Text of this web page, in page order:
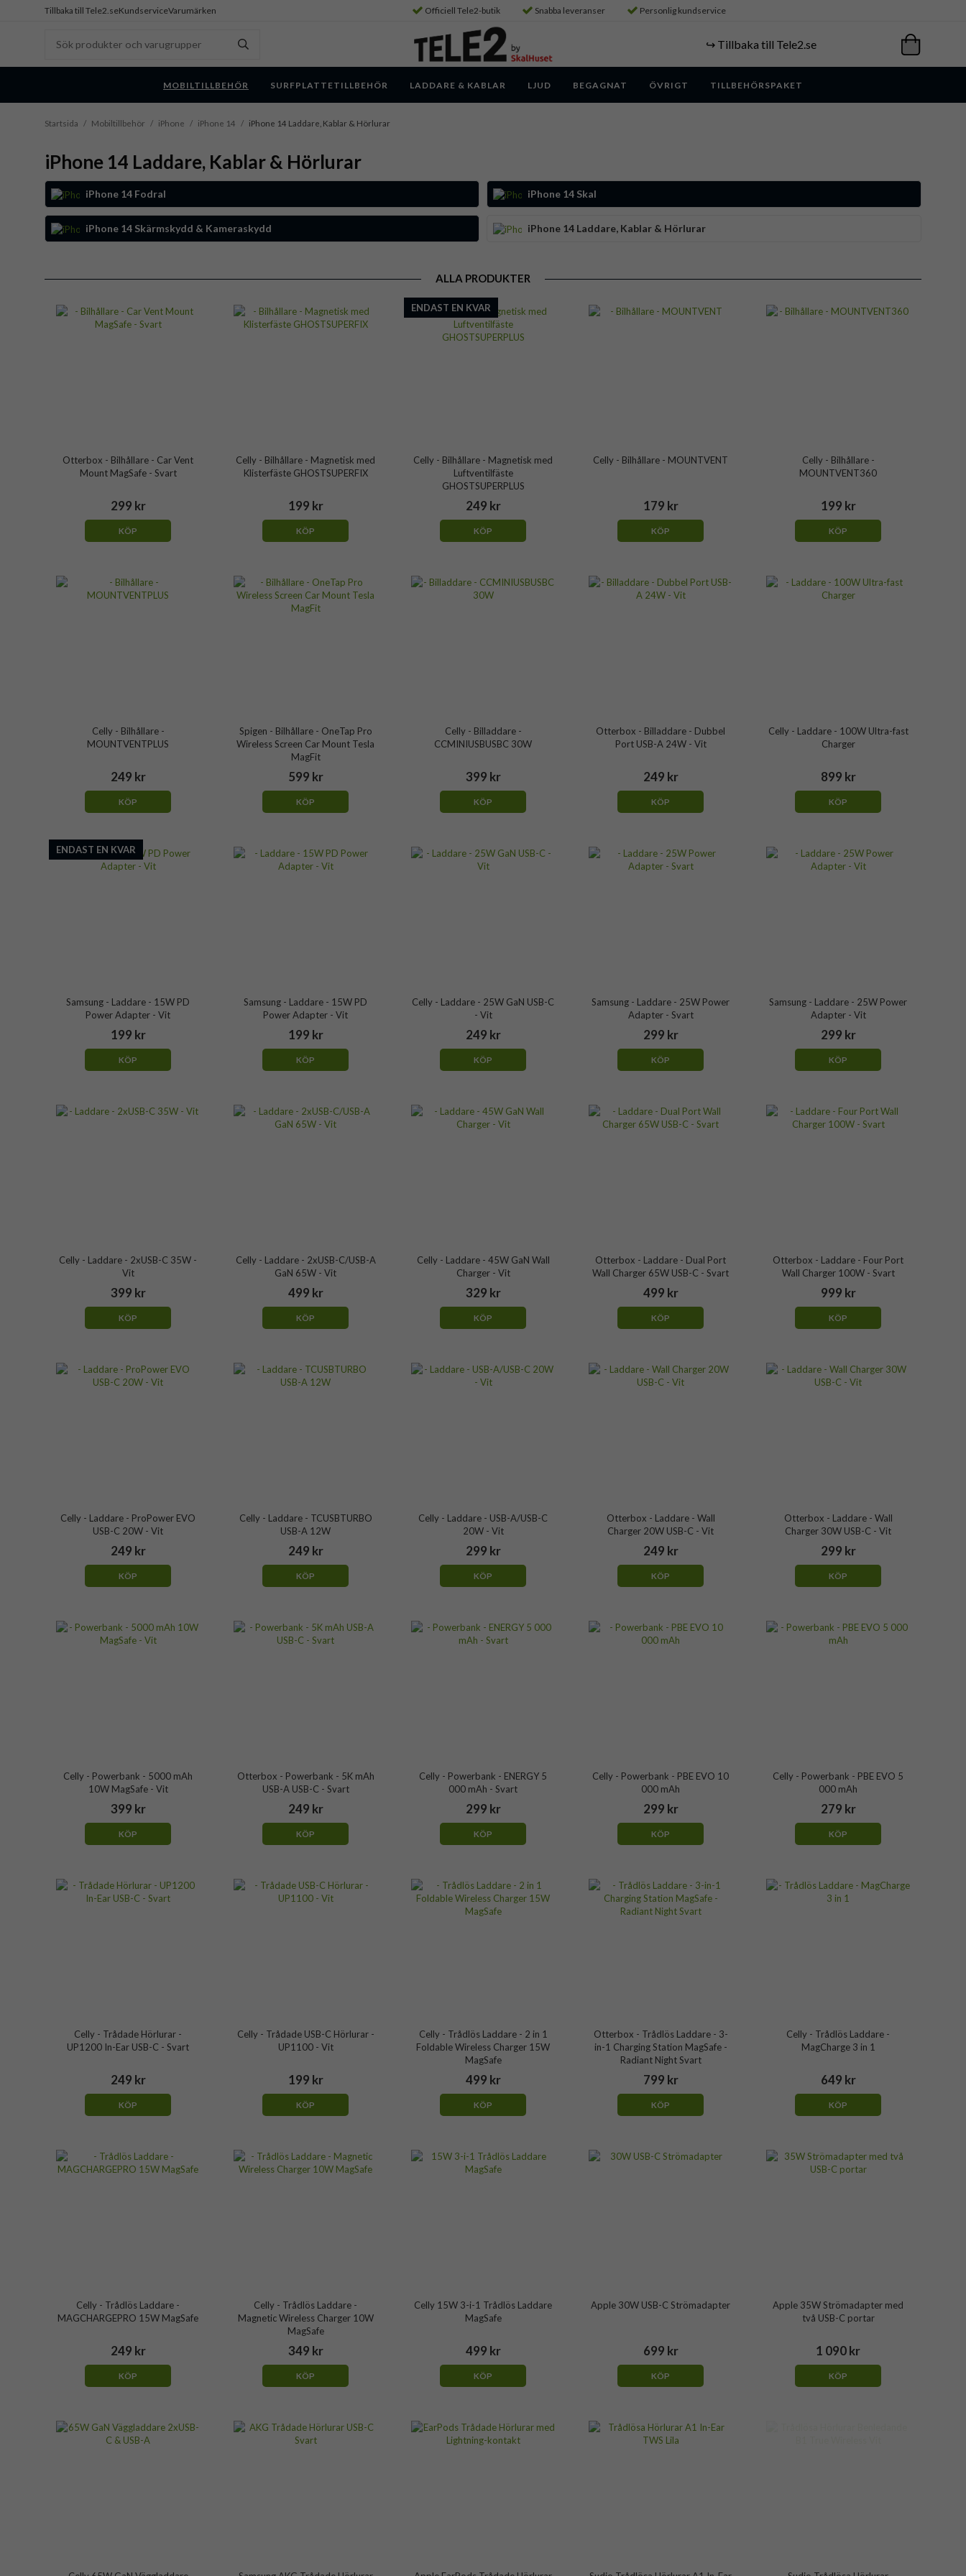
Tillbaka till Tele2.seKundserviceVarumärken Officiell Tele2-butik Snabba leveranser Personlig kundservice
↪️ Tillbaka till Tele2.se
MOBILTILLBEHÖR SURFPLATTETILLBEHÖR LADDARE & KABLAR LJUD BEGAGNAT ÖVRIGT TILLBEHÖRSPAKET
Startsida / Mobiltillbehör / iPhone / iPhone 14 / iPhone 14 Laddare, Kablar & Hörlurar
iPhone 14 Laddare, Kablar & Hörlurar
iPhone 14 Fodral iPhone 14 Skal
iPhone 14 Skärmskydd & Kameraskydd iPhone 14 Laddare, Kablar & Hörlurar
ALLA PRODUKTER
Otterbox - Bilhållare - Car Vent
Mount MagSafe - Svart
299 kr
KÖP
Celly - Bilhållare - Magnetisk med
Klisterfäste GHOSTSUPERFIX
199 kr
KÖP
ENDAST EN KVAR
Celly - Bilhållare - Magnetisk med
Luftventilfäste
GHOSTSUPERPLUS
249 kr
KÖP
Celly - Bilhållare - MOUNTVENT
179 kr
KÖP
Celly - Bilhållare -
MOUNTVENT360
199 kr
KÖP
Celly - Bilhållare -
MOUNTVENTPLUS
249 kr
KÖP
Spigen - Bilhållare - OneTap Pro
Wireless Screen Car Mount Tesla
MagFit
599 kr
KÖP
Celly - Billaddare -
CCMINIUSBUSBC 30W
399 kr
KÖP
Otterbox - Billaddare - Dubbel
Port USB-A 24W - Vit
249 kr
KÖP
Celly - Laddare - 100W Ultra-fast
Charger
899 kr
KÖP
ENDAST EN KVAR
Samsung - Laddare - 15W PD
Power Adapter - Vit
199 kr
KÖP
Samsung - Laddare - 15W PD
Power Adapter - Vit
199 kr
KÖP
Celly - Laddare - 25W GaN USB-C
- Vit
249 kr
KÖP
Samsung - Laddare - 25W Power
Adapter - Svart
299 kr
KÖP
Samsung - Laddare - 25W Power
Adapter - Vit
299 kr
KÖP
Celly - Laddare - 2xUSB-C 35W -
Vit
399 kr
KÖP
Celly - Laddare - 2xUSB-C/USB-A
GaN 65W - Vit
499 kr
KÖP
Celly - Laddare - 45W GaN Wall
Charger - Vit
329 kr
KÖP
Otterbox - Laddare - Dual Port
Wall Charger 65W USB-C - Svart
499 kr
KÖP
Otterbox - Laddare - Four Port
Wall Charger 100W - Svart
999 kr
KÖP
Celly - Laddare - ProPower EVO
USB-C 20W - Vit
249 kr
KÖP
Celly - Laddare - TCUSBTURBO
USB-A 12W
249 kr
KÖP
Celly - Laddare - USB-A/USB-C
20W - Vit
299 kr
KÖP
Otterbox - Laddare - Wall
Charger 20W USB-C - Vit
249 kr
KÖP
Otterbox - Laddare - Wall
Charger 30W USB-C - Vit
299 kr
KÖP
Celly - Powerbank - 5000 mAh
10W MagSafe - Vit
399 kr
KÖP
Otterbox - Powerbank - 5K mAh
USB-A USB-C - Svart
249 kr
KÖP
Celly - Powerbank - ENERGY 5
000 mAh - Svart
299 kr
KÖP
Celly - Powerbank - PBE EVO 10
000 mAh
299 kr
KÖP
Celly - Powerbank - PBE EVO 5
000 mAh
279 kr
KÖP
Celly - Trådade Hörlurar -
UP1200 In-Ear USB-C - Svart
249 kr
KÖP
Celly - Trådade USB-C Hörlurar -
UP1100 - Vit
199 kr
KÖP
Celly - Trådlös Laddare - 2 in 1
Foldable Wireless Charger 15W
MagSafe
499 kr
KÖP
Otterbox - Trådlös Laddare - 3-
in-1 Charging Station MagSafe -
Radiant Night Svart
799 kr
KÖP
Celly - Trådlös Laddare -
MagCharge 3 in 1
649 kr
KÖP
Celly - Trådlös Laddare -
MAGCHARGEPRO 15W MagSafe
249 kr
KÖP
Celly - Trådlös Laddare -
Magnetic Wireless Charger 10W
MagSafe
349 kr
KÖP
Celly 15W 3-i-1 Trådlös Laddare
MagSafe
499 kr
KÖP
Apple 30W USB-C Strömadapter
699 kr
KÖP
Apple 35W Strömadapter med
två USB-C portar
1 090 kr
KÖP